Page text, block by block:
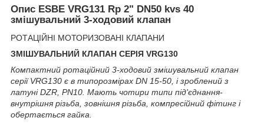
Опис ESBE VRG131 Rp 2" DN50 kvs 40
змішувальний 3-ходовий клапан
РОТАЦІЙНІ МОТОРИЗОВАНІ КЛАПАНИ
ЗМІШУВАЛЬНИЙ КЛАПАН СЕРІЯ VRG130
Компактний ротаційний 3-ходовий змішувальний клапан
серії VRG130 є в типорозмірах DN 15-50, і зроблений з
латуні DZR, PN10. Мають чотири типи під'єднання-
внутрішня різьба, зовнішня різьба, компресійний фітинг і
обертається гайка.